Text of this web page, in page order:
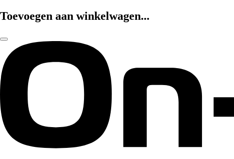
Toevoegen aan winkelwagen...